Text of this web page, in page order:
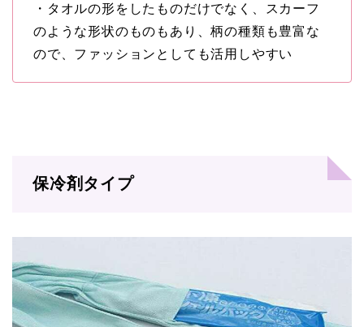
・タオルの形をしたものだけでなく、スカーフ
のような形状のものもあり、柄の種類も豊富な
ので、ファッションとしても活用しやすい
保冷剤タイプ